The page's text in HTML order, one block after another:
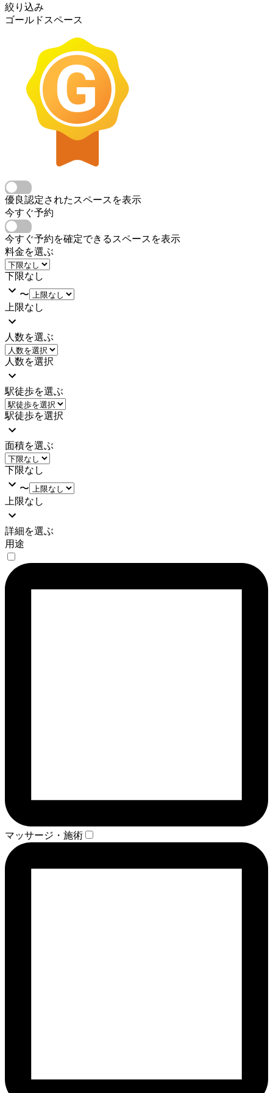
絞り込み
ゴールドスペース
優良認定されたスペースを表示
今すぐ予約
今すぐ予約を確定できるスペースを表示
料金を選ぶ
下限なし
〜
上限なし
人数を選ぶ
人数を選択
駅徒歩を選ぶ
駅徒歩を選択
面積を選ぶ
下限なし
〜
上限なし
詳細を選ぶ
用途
マッサージ・施術